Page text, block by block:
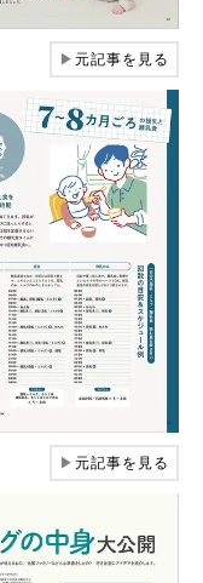
▶元記事を見る
▶元記事を見る